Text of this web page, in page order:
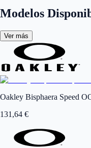
Modelos
Ver más
Oakley Bisphaera Speed
131,64 €